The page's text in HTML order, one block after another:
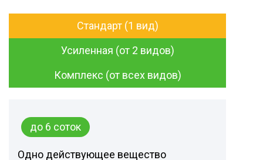
Стандарт (1 вид)
Усиленная (от 2 видов)
Комплекс (от всех видов)
до 6 соток
Одно действующее вещество